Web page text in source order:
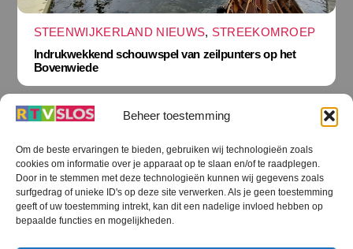
Beheer toestemming
Om de beste ervaringen te bieden, gebruiken wij technologieën zoals
cookies om informatie over je apparaat op te slaan en/of te raadplegen.
Door in te stemmen met deze technologieën kunnen wij gegevens zoals
surfgedrag of unieke ID's op deze site verwerken. Als je geen toestemming
geeft of uw toestemming intrekt, kan dit een nadelige invloed hebben op
bepaalde functies en mogelijkheden.
STEENWIJKERLAND NIEUWS, STREEKOMROEP
Indrukwekkend schouwspel van zeilpunters op het
Bovenwiede
Terug
naar
boven
RTV SLOS